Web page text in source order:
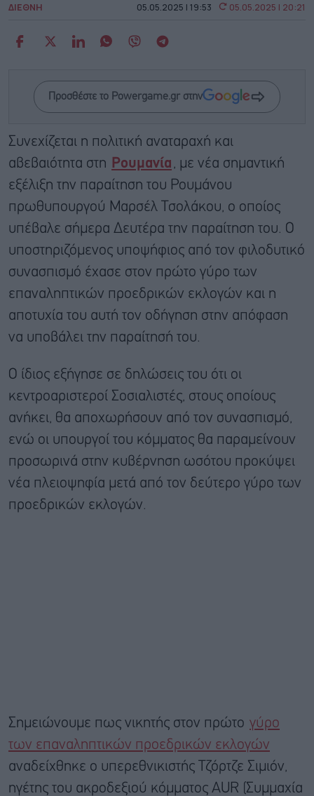
ΔΙΕΘΝΗ 05.05.2025 | 19:53 05.05.2025 | 20:21
Προσθέστε το Powergame.gr στην
Συνεχίζεται η πολιτική αναταραχή και
αβεβαιότητα στη
Ρουμανία , με νέα σημαντική
εξέλιξη την παραίτηση του Ρουμάνου
πρωθυπουργού Μαρσέλ Τσολάκου, ο οποίος
υπέβαλε σήμερα Δευτέρα την παραίτηση του. Ο
υποστηριζόμενος υποψήφιος από τον φιλοδυτικό
συνασπισμό έχασε στον πρώτο γύρο των
επαναληπτικών προεδρικών εκλογών και η
αποτυχία του αυτή τον οδήγηση στην απόφαση
να υποβάλει την παραίτησή του.
Ο ίδιος εξήγησε σε δηλώσεις του ότι οι
κεντροαριστεροί Σοσιαλιστές, στους οποίους
ανήκει, θα αποχωρήσουν από τον συνασπισμό,
ενώ οι υπουργοί του κόμματος θα παραμείνουν
προσωρινά στην κυβέρνηση ωσότου προκύψει
νέα πλειοψηφία μετά από τον δεύτερο γύρο των
προεδρικών εκλογών.
Σημειώνουμε πως νικητής στον πρώτο γύρο
των επαναληπτικών προεδρικών εκλογών
αναδείχθηκε ο υπερεθνικιστής Τζόρτζε Σιμιόν,
ηγέτης του ακροδεξιού κόμματος AUR (Συμμαχία